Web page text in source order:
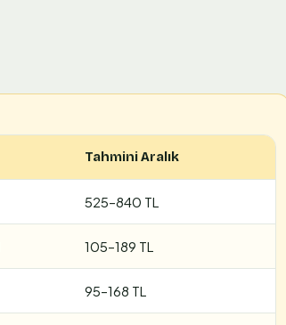
Tahmini Aralık
525–840 TL
105–189 TL
95–168 TL